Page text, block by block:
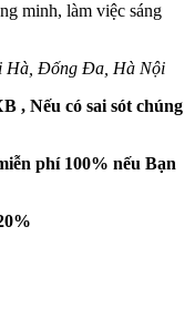
minh, làm việc sáng
Hà, Đống Đa, Hà Nội
, Nếu có sai sót chúng
phí 100% nếu Bạn